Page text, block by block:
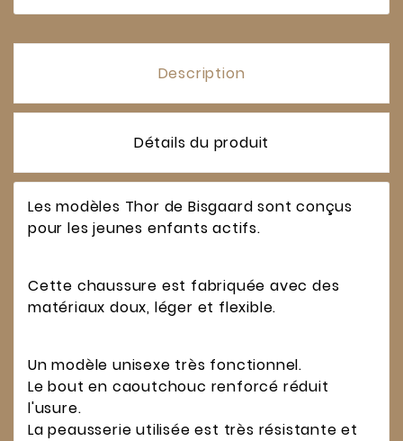
Description
Détails du produit
Les modèles Thor de Bisgaard sont conçus
pour les jeunes enfants actifs.
Cette chaussure est fabriquée avec des
matériaux doux, léger et flexible.
Un modèle unisexe très fonctionnel.
Le bout en caoutchouc renforcé réduit
l'usure.
La peausserie utilisée est très résistante et